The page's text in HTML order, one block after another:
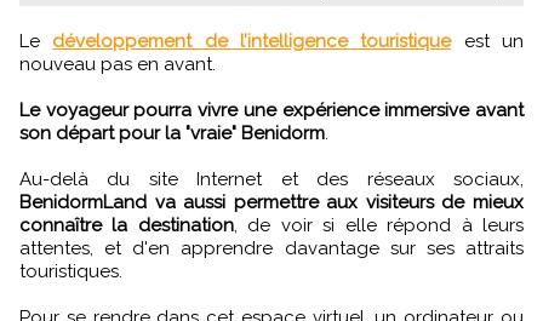
Le développement de l’intelligence touristiqueest un
nouveau pas en avant.
Le voyageur pourra vivre une expérience immersive avant
son départ pour la "vraie" Benidorm
Au-delà du site Internet et des réseaux sociaux,
BenidormLand va aussi permettre aux visiteurs de mieux
connaître la destination, de voir si elle répond à leurs
attentes, et d'en apprendre davantage sur ses attraits
touristiques.